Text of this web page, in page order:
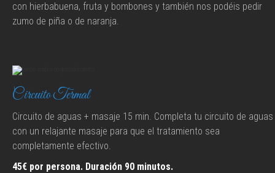
con hierbabuena, fruta y bombones y también nos podéis pedir
zumo de piña o de naranja.
Circuito Termal
Circuito de aguas + masaje 15 min. Completa tu circuito de aguas
con un relajante masaje para que el tratamiento sea
completamente efectivo.
45€ por persona. Duración 90 minutos.